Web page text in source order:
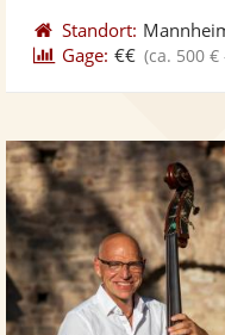
Standort:
Gage: €€ (ca. 500